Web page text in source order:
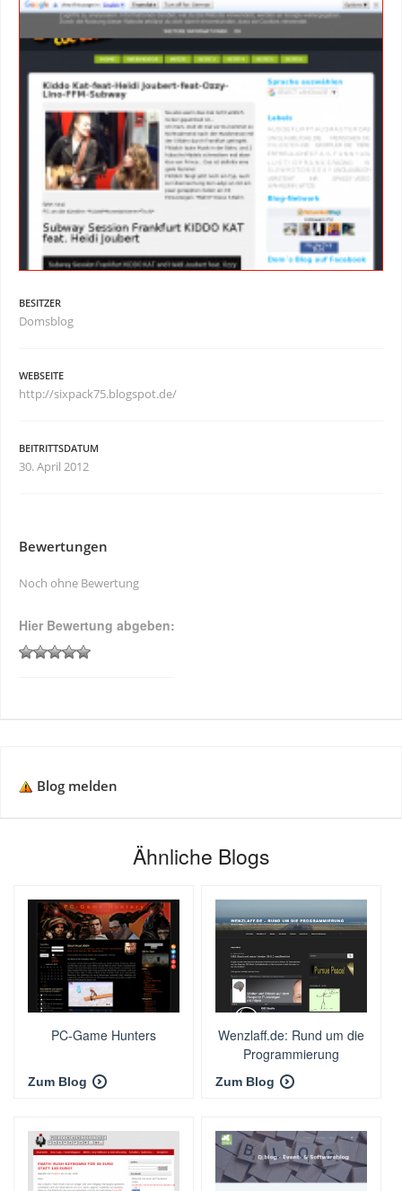
BESITZER
Domsblog
WEBSEITE
http://sixpack75.blogspot.de/
BEITRITTSDATUM
30. April 2012
Bewertungen
Noch ohne Bewertung
Hier Bewertung abgeben:
Blog melden
Ähnliche Blogs
PC-Game Hunters
Zum Blog
Wenzlaff.de: Rund um die
Programmierung
Zum Blog